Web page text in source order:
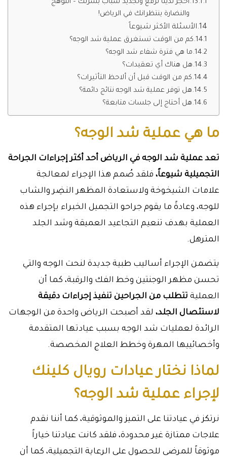
احجز لدينا لرفع وتجديد شباب بشرتك – التوهج
والنضارة ينتظرانك في الرياض!
الأسئلة الأكثر شيوعاً
كم من الوقت تستغرق عملية شد الوجه؟
ما هي فترة شفاء شد الوجه؟
هل هناك أي تعقيدات؟
كم من الوقت قبل أن ألاحظ التأثيرات؟
هل توفر عملية شد الوجه نتائج دائمة؟
هل أحتاج إلى جلسات متابعة؟
ما هي عملية شد الوجه؟
تعد عملية شد الوجه في الرياض أحد أكثر إجراءات الجراحة
التجميلية شيوعاً، فلقد صُمم هذا الإجراء لمعالجة
علامات الشيخوخة ولاستعادة المظهر النضِر والشاب
للوجه، وعادةً ما يقوم جراحو التجميل الخبراء بإجراء هذه
العملية بهدف تنعيم التجاعيد العميقة وشد الجلد
المترهل.
يتضمن الإجراء أساليب طبية جديدة لنحت الوجه والتي
تحسن مظهر الوجنتين وخط الفك والرقبة، كما أن
العملية تتطلب من الجراحين تنفيذ إجراءات دقيقة
لاستئصال الجلد، لقد أصبحت الرياض واحدة من الوجهات
الرائدة لعمليات شد الوجه بسبب عيادتها المتقدمة
وأخصائييها المهرة وخطط العلاج المخصصة.
لماذا نختار عيادات رويال كلينك
لإجراء عملية شد الوجه؟
نرتكز في عيادتنا على التميز والموثوقية، كما أننا نقدم
علاجات ممتازة غير محدودة، فلقد كانت عيادتنا خياراً
موثوقاً للمرضى للحصول على الرعاية التجميلية، كما أن